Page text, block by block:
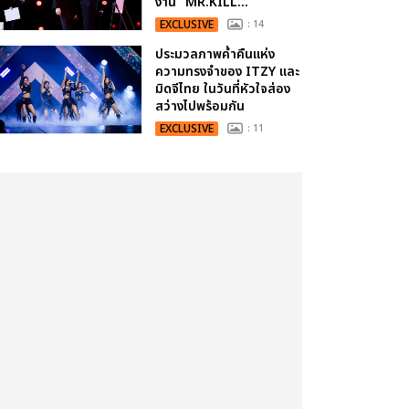
EXCLUSIVE : 14
ประมวลภาพค่ำคืนแห่ง
ความทรงจำของ ITZY และ
มิดจีไทย ในวันที่หัวใจส่อง
สว่างไปพร้อมกัน
EXCLUSIVE : 11